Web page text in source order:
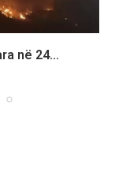
në 24...